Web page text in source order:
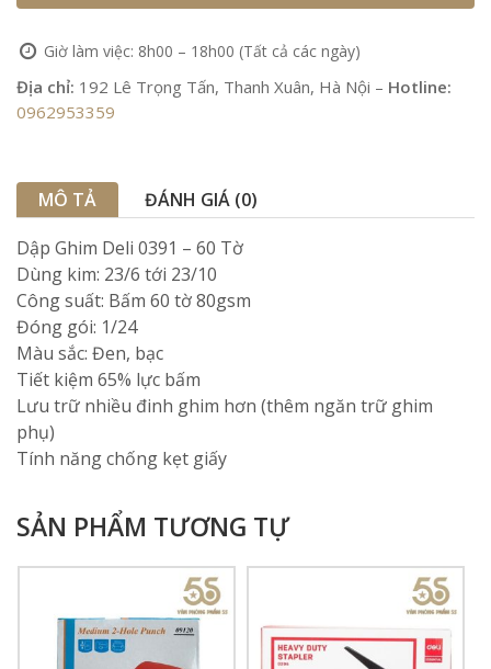
Giờ làm việc: 8h00 – 18h00 (Tất cả các ngày)
Địa chỉ: 192 Lê Trọng Tấn, Thanh Xuân, Hà Nội – Hotline:
0962953359
MÔ TẢ
ĐÁNH GIÁ (0)
Dập Ghim Deli 0391 – 60 Tờ
Dùng kim: 23/6 tới 23/10
Công suất: Bấm 60 tờ 80gsm
Đóng gói: 1/24
Màu sắc: Đen, bạc
Tiết kiệm 65% lực bấm
Lưu trữ nhiều đinh ghim hơn (thêm ngăn trữ ghim
phụ)
Tính năng chống kẹt giấy
SẢN PHẨM TƯƠNG TỰ